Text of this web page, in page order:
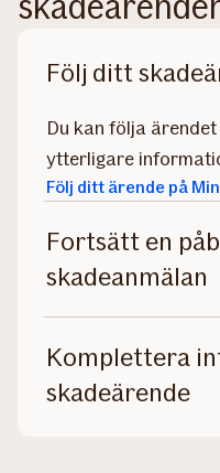
Följ ditt
Du kan följa
ytterligare
Följ ditt ärende på
Fortsätt en
skadeanmälan
Komplettera
skadeärende